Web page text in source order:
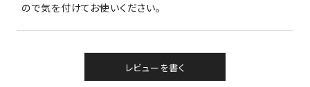
ので気を付けてお使いください。
レビューを書く